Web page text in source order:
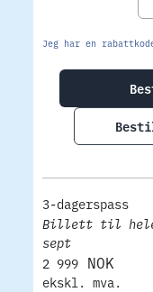
Jeg har en
3-dagerspass
Billett til hele
sept
2 999 NOK
ekskl. mva.